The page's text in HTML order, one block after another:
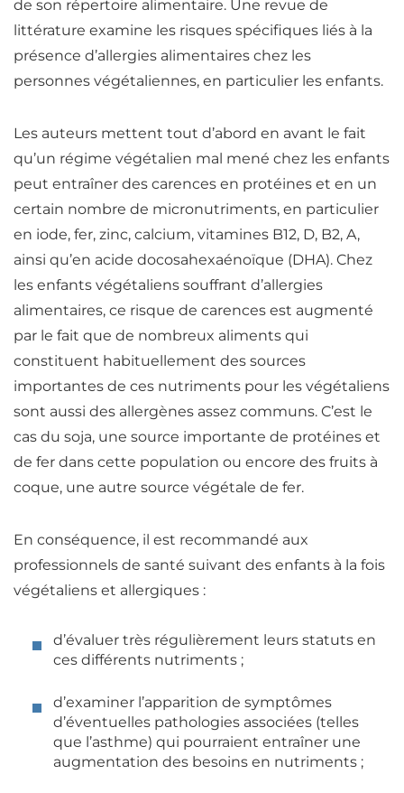
de son répertoire alimentaire. Une revue de
littérature examine les risques spécifiques liés à la
présence d’allergies alimentaires chez les
personnes végétaliennes, en particulier les enfants.
Les auteurs mettent tout d’abord en avant le fait
qu’un régime végétalien mal mené chez les enfants
peut entraîner des carences en protéines et en un
certain nombre de micronutriments, en particulier
en iode, fer, zinc, calcium, vitamines B12, D, B2, A,
ainsi qu’en acide docosahexaénoïque (DHA). Chez
les enfants végétaliens souffrant d’allergies
alimentaires, ce risque de carences est augmenté
par le fait que de nombreux aliments qui
constituent habituellement des sources
importantes de ces nutriments pour les végétaliens
sont aussi des allergènes assez communs. C’est le
cas du soja, une source importante de protéines et
de fer dans cette population ou encore des fruits à
coque, une autre source végétale de fer.
En conséquence, il est recommandé aux
professionnels de santé suivant des enfants à la fois
végétaliens et allergiques :
d’évaluer très régulièrement leurs statuts en
ces différents nutriments ;
d’examiner l’apparition de symptômes
d’éventuelles pathologies associées (telles
que l’asthme) qui pourraient entraîner une
augmentation des besoins en nutriments ;